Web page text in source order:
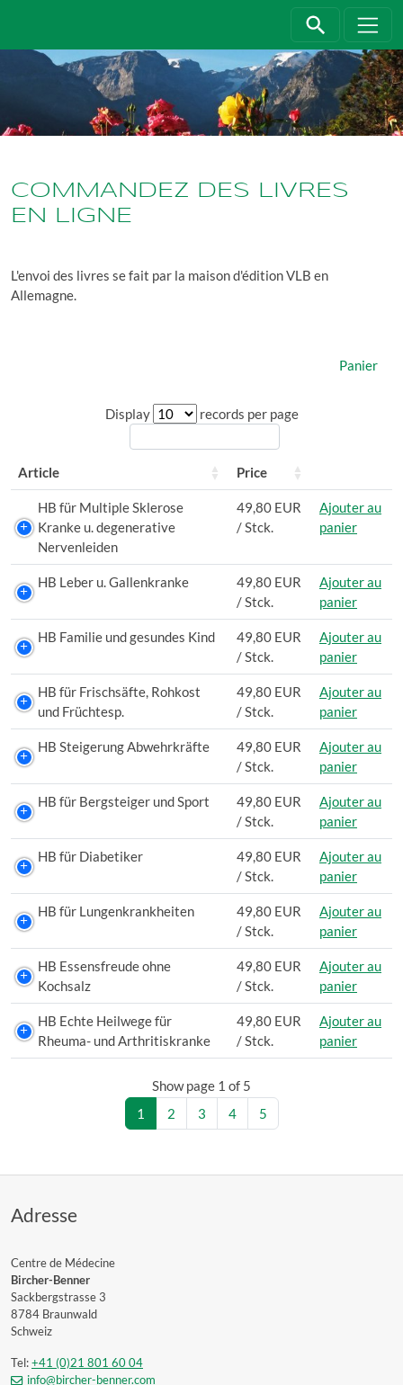
COMMANDEZ DES LIVRES
EN LIGNE
L'envoi des livres se fait par la maison d'édition VLB en
Allemagne.
Panier
Display records per page
Article Price
HB für Multiple Sklerose
Kranke u. degenerative
Nervenleiden
49,80 EUR
/ Stck.
Ajouter au
panier
HB Leber u. Gallenkranke
49,80 EUR
/ Stck.
Ajouter au
panier
HB Familie und gesundes Kind
49,80 EUR
/ Stck.
Ajouter au
panier
HB für Frischsäfte, Rohkost
und Früchtesp.
49,80 EUR
/ Stck.
Ajouter au
panier
HB Steigerung Abwehrkräfte
49,80 EUR
/ Stck.
Ajouter au
panier
HB für Bergsteiger und Sport
49,80 EUR
/ Stck.
Ajouter au
panier
HB für Diabetiker
49,80 EUR
/ Stck.
Ajouter au
panier
HB für Lungenkrankheiten
49,80 EUR
/ Stck.
Ajouter au
panier
HB Essensfreude ohne
Kochsalz
49,80 EUR
/ Stck.
Ajouter au
panier
HB Echte Heilwege für
Rheuma- und Arthritiskranke
49,80 EUR
/ Stck.
Ajouter au
panier
Show page 1 of 5
1
2 3 4 5
Adresse
Centre de Médecine
Bircher-Benner
Sackbergstrasse 3
8784 Braunwald
Schweiz
Tel:+41 (0)21 801 60 04
info@bircher-benner.com